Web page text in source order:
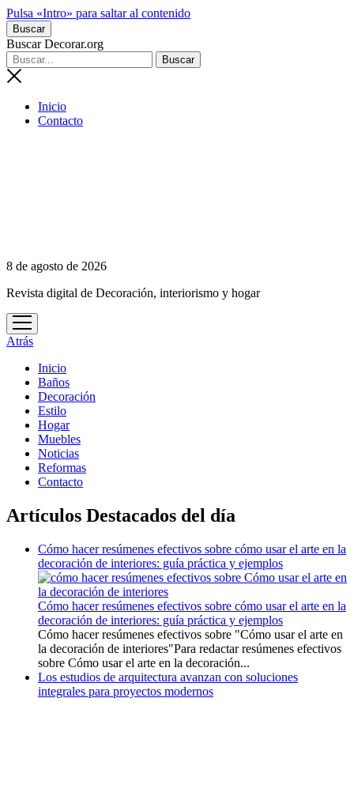
Pulsa «Intro» para saltar al contenido
Buscar
Buscar Decorar.org
Inicio
Contacto
8 de agosto de 2026
Revista digital de Decoración, interiorismo y hogar
abrir
menú
Atrás
Inicio
Baños
Decoración
Estilo
Hogar
Muebles
Noticias
Reformas
Contacto
Artículos Destacados del día
Cómo hacer resúmenes efectivos sobre cómo usar el arte en la
decoración de interiores: guía práctica y ejemplos
Cómo hacer resúmenes efectivos sobre cómo usar el arte en la
decoración de interiores: guía práctica y ejemplos
Cómo hacer resúmenes efectivos sobre "Cómo usar el arte en
la decoración de interiores"Para redactar resúmenes efectivos
sobre Cómo usar el arte en la decoración...
Los estudios de arquitectura avanzan con soluciones
integrales para proyectos modernos